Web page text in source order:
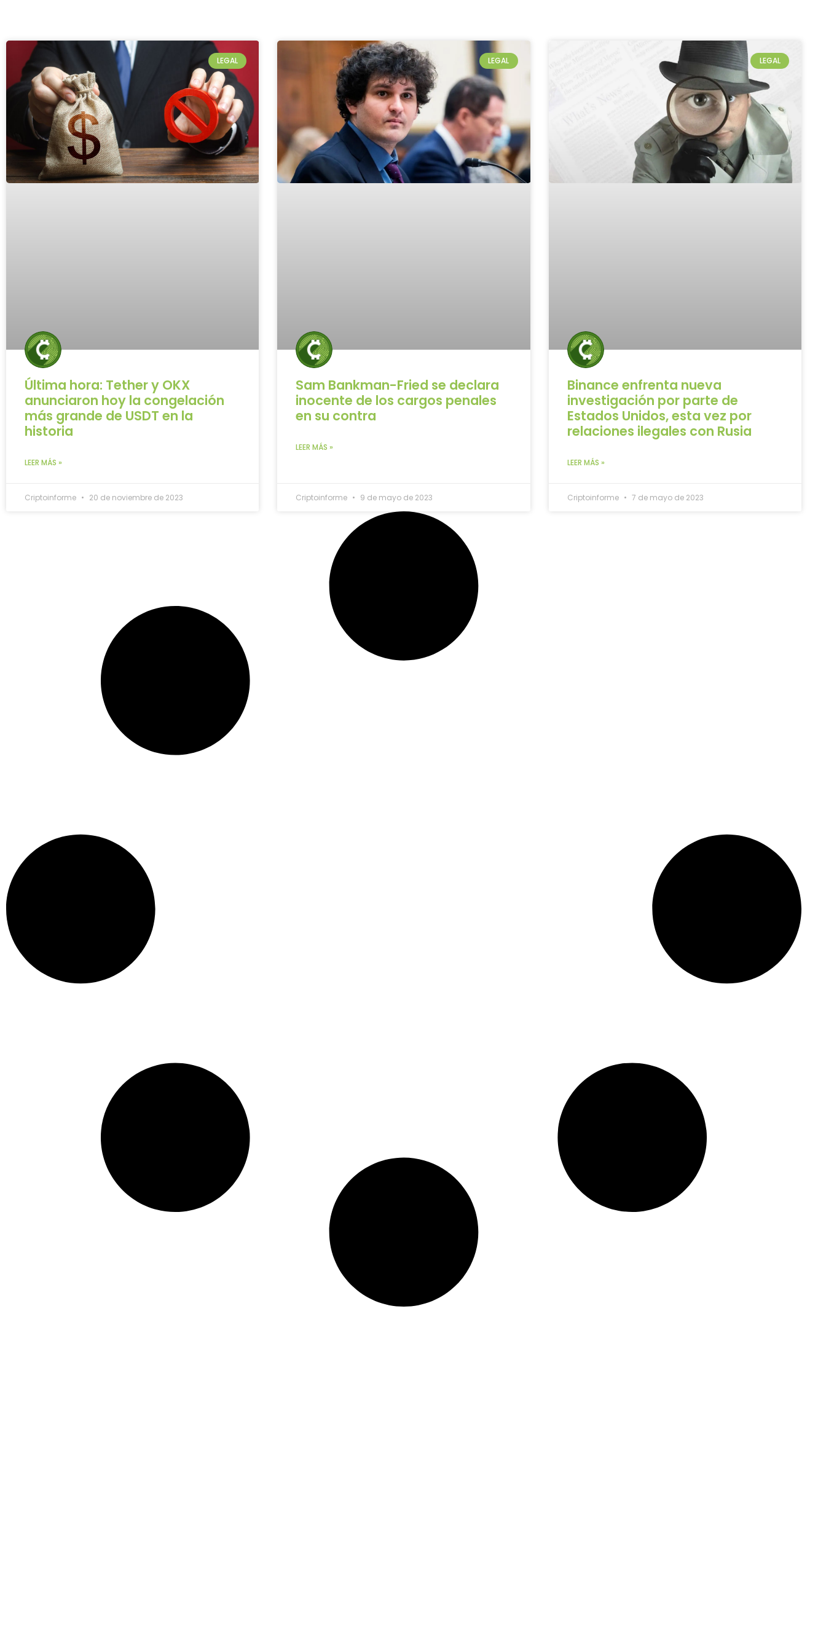
LEGAL
Última hora: Tether y OKX
anunciaron hoy la congelación
más grande de USDT en la
historia
LEER MÁS »
Criptoinforme 20 de noviembre de 2023
LEGAL
Sam Bankman-Fried se declara
inocente de los cargos penales
en su contra
LEER MÁS »
Criptoinforme 9 de mayo de 2023
LEGAL
Binance enfrenta nueva
investigación por parte de
Estados Unidos, esta vez por
relaciones ilegales con Rusia
LEER MÁS »
Criptoinforme 7 de mayo de 2023